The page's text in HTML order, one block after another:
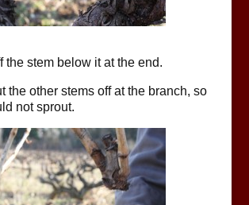
the stem below it at the end.
the other stems off at the branch, so
not sprout.